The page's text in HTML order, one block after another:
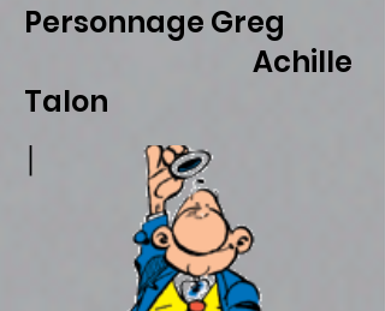
Personnage Greg
Achille
Talon